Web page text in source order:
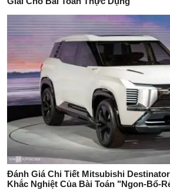
Đánh Giá Chi Tiết Mitsubishi
Khắc Nghiệt Của Bài Toán "Ngon-Bổ-